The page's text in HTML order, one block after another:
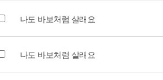
나도 바보처럼 살래요
나도 바보처럼 살래요